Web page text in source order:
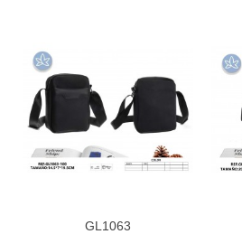
GL1063